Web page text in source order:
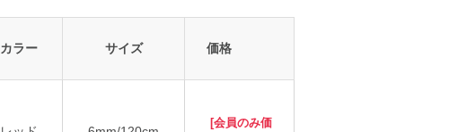
カラー サイズ 価格
[会員のみ価